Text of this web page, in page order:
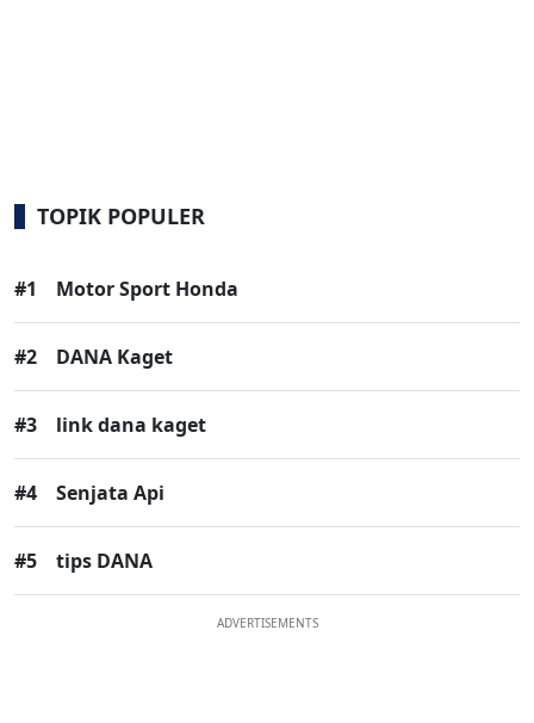
TOPIK POPULER
#1 Motor Sport Honda
#2 DANA Kaget
#3 link dana kaget
#4 Senjata Api
#5 tips DANA
ADVERTISEMENTS